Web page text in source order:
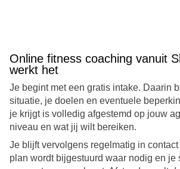
Online fitness coaching vanuit
werkt het
Je begint met een gratis intake. Daarin
situatie, je doelen en eventuele
je krijgt is volledig afgestemd op jouw
niveau en wat jij wilt bereiken.
Je blijft vervolgens regelmatig in
plan wordt bijgestuurd waar nodig en je